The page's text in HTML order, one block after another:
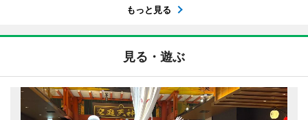
もっと見る
見る・遊ぶ